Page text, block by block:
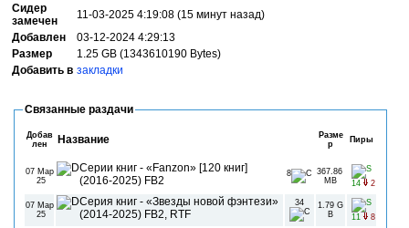
Сидер
замечен
11-03-2025 4:19:08 (15 минут назад)
Добавлен
03-12-2024 4:29:13
Размер
1.25 GB (1343610190 Bytes)
Добавить в закладки
Связанные раздачи
Добав
лен
Название
Разме
р
Пиры
07 Мар
25
Серии книг - «Fanzon» [120 книг]
(2016-2025) FB2
8
367.86
MB
14 2
07 Мар
25
Серия книг - «Звезды новой фэнтези»
(2014-2025) FB2, RTF
34
1.79 G
B
11 8